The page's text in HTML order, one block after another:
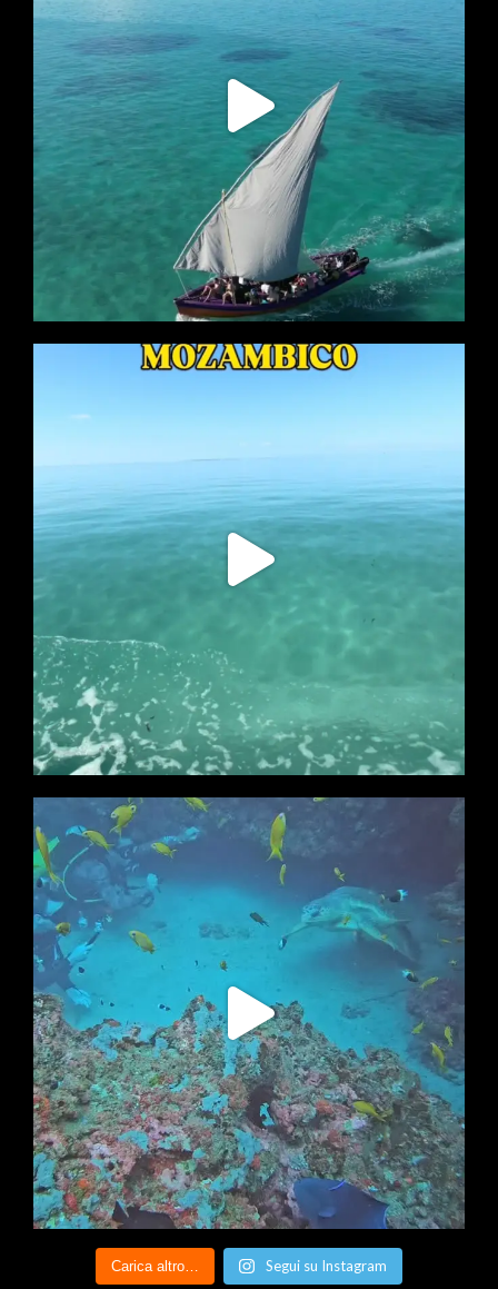
Carica altro… Segui su Instagram